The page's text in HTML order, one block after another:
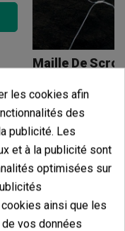
Maille De
5,00 €
les cookies afin
des
publicité. Les
et à la publicité sont
optimisées sur
ainsi que les
vos données